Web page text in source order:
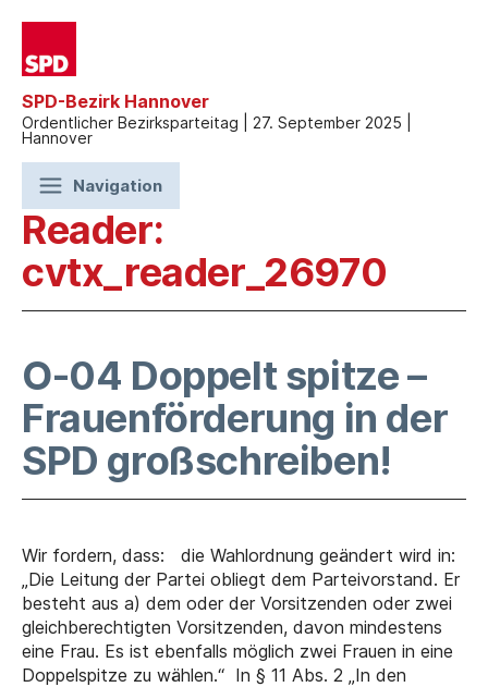
SPD-Bezirk Hannover
Ordentlicher Bezirksparteitag | 27. September 2025 |
Hannover
Navigation
Reader:
cvtx_reader_26970
O-04 Doppelt spitze –
Frauenförderung in der
SPD großschreiben!
Wir fordern, dass: die Wahlordnung geändert wird in:
„Die Leitung der Partei obliegt dem Parteivorstand. Er
besteht aus a) dem oder der Vorsitzenden oder zwei
gleichberechtigten Vorsitzenden, davon mindestens
eine Frau. Es ist ebenfalls möglich zwei Frauen in eine
Doppelspitze zu wählen.“ In § 11 Abs. 2 „In den